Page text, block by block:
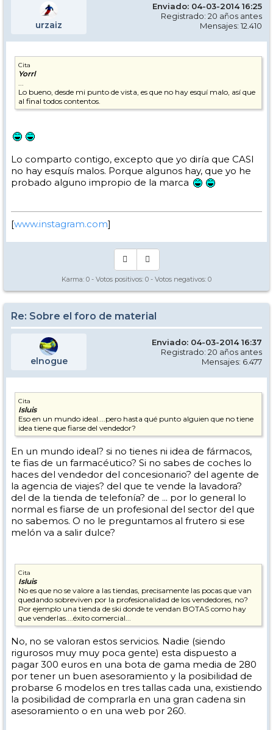
urzaiz
Enviado: 04-03-2014 16:25
Registrado: 20 años antes
Mensajes: 12.410
Cita
Yorrl
Lo bueno, desde mi punto de vista, es que no hay esquí malo, así que
al final todos contentos.
Lo comparto contigo, excepto que yo diría que CASI
no hay esquís malos. Porque algunos hay, que yo he
probado alguno impropio de la marca
[www.instagram.com]
Karma: 0 - Votos positivos: 0 - Votos negativos: 0
Re: Sobre el foro de material
elnogue
Enviado: 04-03-2014 16:37
Registrado: 20 años antes
Mensajes: 6.477
Cita
Isluis
Eso en un mundo ideal....pero hasta qué punto alguien que no tiene
idea tiene que fiarse del vendedor?
En un mundo ideal? si no tienes ni idea de fármacos,
te fias de un farmacéutico? Si no sabes de coches lo
haces del vendedor del concesionario? del agente de
la agencia de viajes? del que te vende la lavadora?
del de la tienda de telefonía? de ... por lo general lo
normal es fiarse de un profesional del sector del que
no sabemos. O no le preguntamos al frutero si ese
melón va a salir dulce?
Cita
Isluis
No es que no se valore a las tiendas, precisamente las pocas que van
quedando sobreviven por la profesionalidad de los vendedores, no?
Por ejemplo una tienda de ski donde te vendan BOTAS como hay
que venderlas....éxito comercial...
No, no se valoran estos servicios. Nadie (siendo
rigurosos muy muy poca gente) esta dispuesto a
pagar 300 euros en una bota de gama media de 280
por tener un buen asesoramiento y la posibilidad de
probarse 6 modelos en tres tallas cada una, existiendo
la posibilidad de comprarla en una gran cadena sin
asesoramiento o en una web por 260.